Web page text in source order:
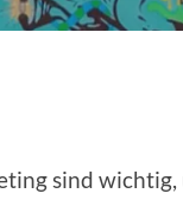
sind wichtig,